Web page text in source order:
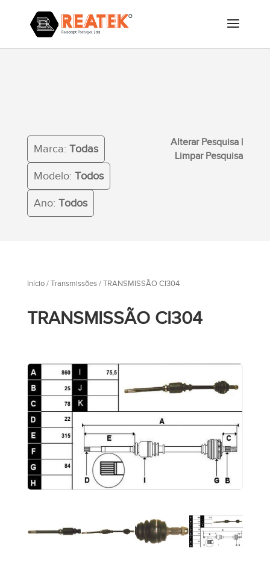
Marca: Todas
Modelo: Todos
Ano: Todos
Alterar Pesquisa |
Limpar Pesquisa
Início/ Transmissões/ TRANSMISSÃO CI304
TRANSMISSÃO CI304